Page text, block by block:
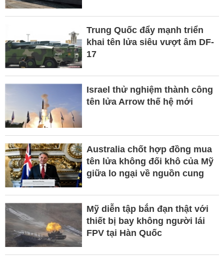
Trung Quốc đẩy mạnh triển
khai tên lửa siêu vượt âm DF-
17
Israel thử nghiệm thành công
tên lửa Arrow thế hệ mới
Australia chốt hợp đồng mua
tên lửa không đối khô của Mỹ
giữa lo ngại về nguồn cung
Mỹ diễn tập bắn đạn thật với
thiết bị bay không người lái
FPV tại Hàn Quốc